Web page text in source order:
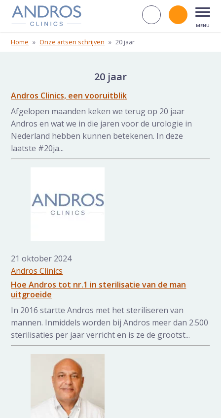
Navigatie overslaan
Zoek op
Bel
Home » Onze artsen schrijven » 20 jaar
20 jaar
Andros Clinics, een vooruitblik
Afgelopen maanden keken we terug op 20 jaar
Andros en wat we in die jaren voor de urologie in
Nederland hebben kunnen betekenen. In deze
laatste #20ja...
21 oktober 2024
Andros Clinics
Hoe Andros tot nr.1 in sterilisatie van de man
uitgroeide
In 2016 startte Andros met het steriliseren van
mannen. Inmiddels worden bij Andros meer dan 2.500
sterilisaties per jaar verricht en is ze de grootst...